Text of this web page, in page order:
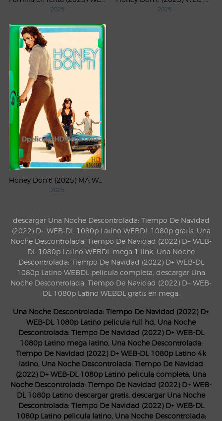
2025 2025
2025
descargar Una Noche Descontrolada: Tiempo De Navidad
(2022) D+ WEB-DL 1080p Latino WEBDL 1080p gratis, Una
Noche Descontrolada: Tiempo De Navidad (2022) D+ WEB-
DL 1080p Latino WEBDL mega 1 link, Una Noche
Descontrolada: Tiempo De Navidad (2022) D+ WEB-DL
1080p Latino WEBDL pelicula completa, descargar Una
Noche Descontrolada: Tiempo De Navidad (2022) D+ WEB-
DL 1080p Latino WEBDL gratis en mega.
Una Noche Descontrolada: Tiempo De Navidad (2022) D+
WEB-DL 1080p Latino pelicula full hd, Una Noche
Descontrolada: Tiempo De Navidad (2022) D+ WEB-DL
1080p Latino mega latino, Una Noche Descontrolada:
Tiempo De Navidad (2022) D+ WEB-DL 1080p Latino 4k
latino, Una Noche Descontrolada: Tiempo De Navidad
(2022) D+ WEB-DL 1080p Latino pelicula completa, Una
Noche Descontrolada: Tiempo De Navidad (2022) D+ WEB-
DL 1080p Latino descargar gratis, descargar Una Noche
Descontrolada: Tiempo De Navidad (2022) D+ WEB-DL
1080p Latino pelicula latino, Una Noche Descontrolada: